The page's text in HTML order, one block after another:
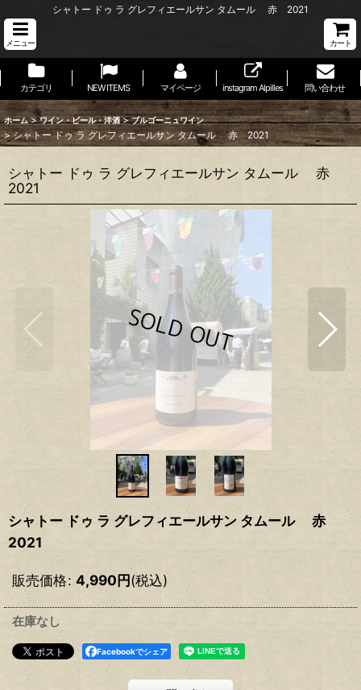
シャトー ドゥ ラ グレフィエールサン タムール 赤 2021
メニュー カート
カテゴリ NEW ITEMS マイページ instagram Alpilles 問い合わせ
ホーム > ワイン・ビール・洋酒 > ブルゴーニュワイン
> シャトー ドゥ ラ グレフィエールサン タムール 赤 2021
シャトー ドゥ ラ グレフィエールサン タムール 赤
2021
シャトー ドゥ ラ グレフィエールサン タムール 赤
2021
販売価格: 4,990円(税込)
在庫なし
Facebookでシェア